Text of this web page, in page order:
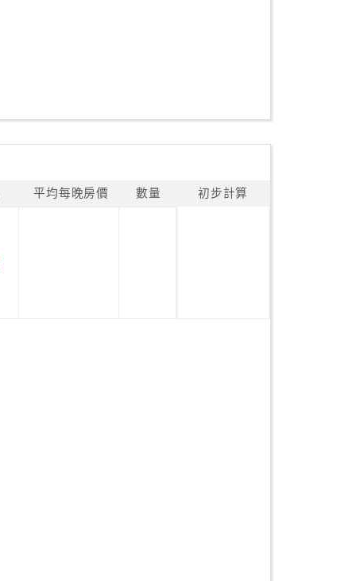
平均每晚房價 數量 初步計算